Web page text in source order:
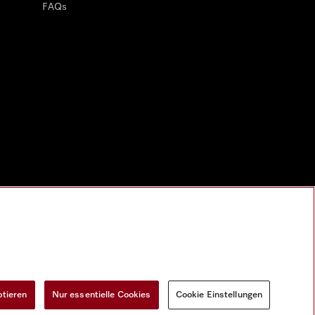
FAQs
Nur essentielle Cookies Cookie Einstellungen